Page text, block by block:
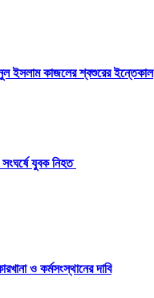
ইসলাম কাজলের শ্বশুরের ইন্তেকাল
যুবক নিহত
ও কর্মসংস্থানের দাবি